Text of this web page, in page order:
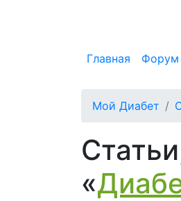
Главная Форум
Мой Диабет
«